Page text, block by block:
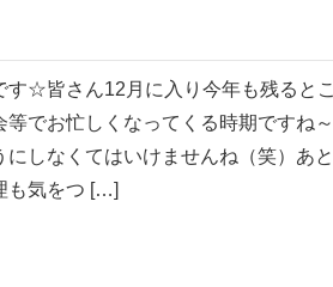
す☆皆さん12月に入り今年も残ると
等でお忙しくなってくる時期ですね
にしなくてはいけませんね（笑）あ
も気をつ […]